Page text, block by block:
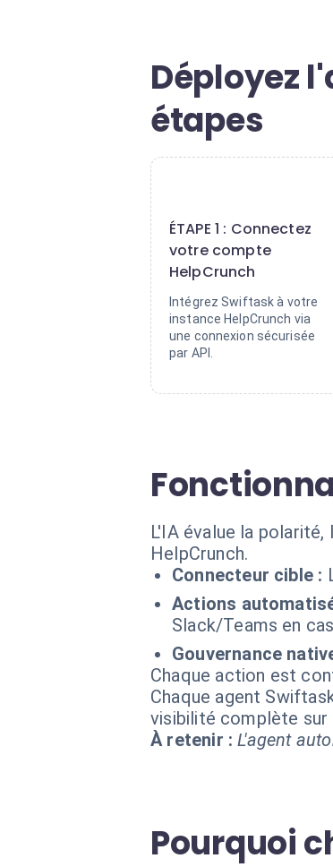
Déployez
étapes
ÉTAPE 1 : Connectez
votre compte
HelpCrunch
Intégrez Swiftask à votre
instance HelpCrunch via
une connexion sécurisée
par API.
L'IA évalue la
HelpCrunch.
Connecteur cible :
Actions
Slack/Teams en
Gouvernance
Chaque action est
Chaque agent
visibilité complète sur
À retenir : L'agent
Pourquoi